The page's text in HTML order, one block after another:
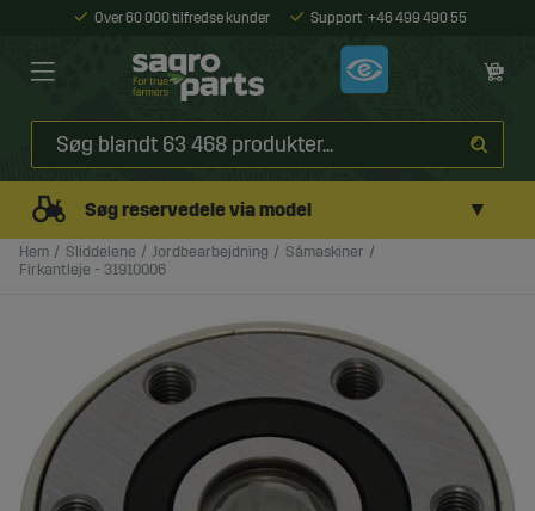
Over 60 000 tilfredse kunder Support +46 499 490 55
Søg reservedele via model ▼
Hem Sliddelene Jordbearbejdning
Såmaskiner
Firkantleje - 31910006